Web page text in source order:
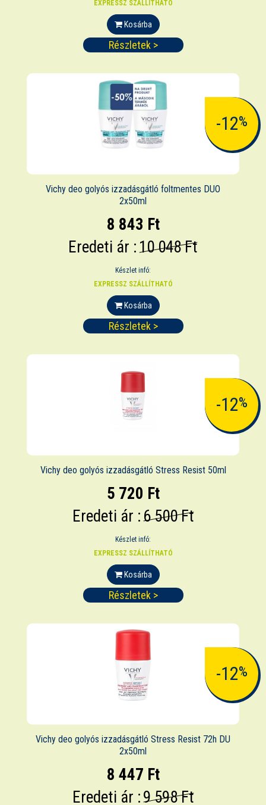
EXPRESSZ SZÁLLÍTHATÓ
Kosárba
Részletek >
-12%
Vichy deo golyós izzadásgátló foltmentes DUO
2x50ml
8 843 Ft
Eredeti ár :10 048 Ft
Készlet infó:
EXPRESSZ SZÁLLÍTHATÓ
Kosárba
Részletek >
-12%
Vichy deo golyós izzadásgátló Stress Resist 50ml
5 720 Ft
Eredeti ár :6 500 Ft
Készlet infó:
EXPRESSZ SZÁLLÍTHATÓ
Kosárba
Részletek >
-12%
Vichy deo golyós izzadásgátló Stress Resist 72h DU
2x50ml
8 447 Ft
Eredeti ár :9 598 Ft